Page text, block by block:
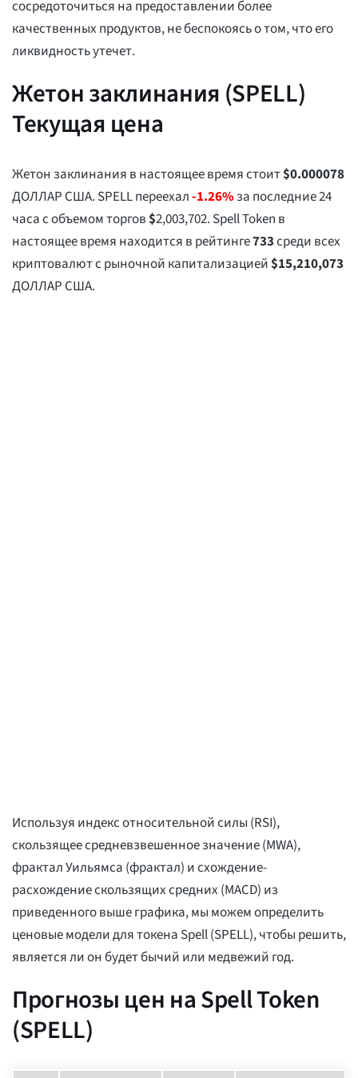
сосредоточиться на предоставлении более
качественных продуктов, не беспокоясь о том, что его
ликвидность утечет.
Жетон заклинания (SPELL)
Текущая цена
Жетон заклинания в настоящее время стоит$0.000078
ДОЛЛАР США. SPELL переехал-1.26%за последние 24
часа с объемом торгов$2,003,702. Spell Token в
настоящее время находится в рейтинге733среди всех
криптовалют с рыночной капитализацией$15,210,073
ДОЛЛАР США.
Используя индекс относительной силы (RSI),
скользящее средневзвешенное значение (MWA),
фрактал Уильямса (фрактал) и схождение-
расхождение скользящих средних (MACD) из
приведенного выше графика, мы можем определить
ценовые модели для токена Spell (SPELL), чтобы решить,
является ли он будет бычий или медвежий год.
Прогнозы цен на Spell Token
(SPELL)